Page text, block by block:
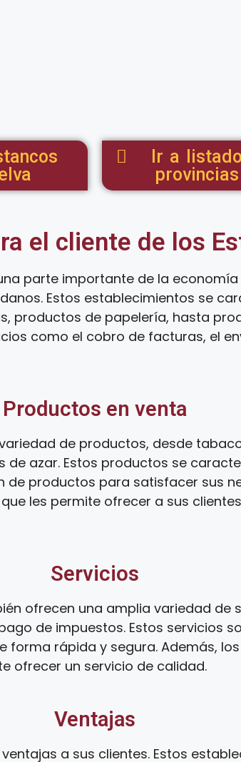
Ir a listado
provincias
el cliente de los
parte importante de la
Estos establecimientos se
productos de papelería, hasta
como el cobro de facturas, el
Productos en venta
de productos, desde
azar. Estos productos se
productos para satisfacer sus
les permite ofrecer a sus
Servicios
ofrecen una amplia variedad de
de impuestos. Estos servicios
forma rápida y segura. Además,
ofrecer un servicio de calidad.
Ventajas
a sus clientes. Estos